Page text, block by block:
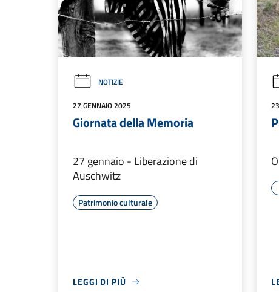
NOTIZIE
27 GENNAIO 2025
Giornata della Memoria
27 gennaio - Liberazione di
Auschwitz
Patrimonio culturale
LEGGI DI PIÙ